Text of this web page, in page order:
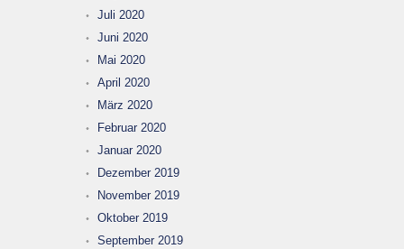
Juli 2020
Juni 2020
Mai 2020
April 2020
März 2020
Februar 2020
Januar 2020
Dezember 2019
November 2019
Oktober 2019
September 2019